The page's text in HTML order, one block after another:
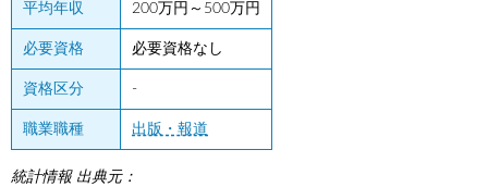
平均年収 200万円～500万円
必要資格 必要資格なし
資格区分 -
職業職種 出版・報道
統計情報 出典元：